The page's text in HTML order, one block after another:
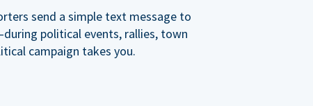
send a simple text message to
political events, rallies, town
campaign takes you.